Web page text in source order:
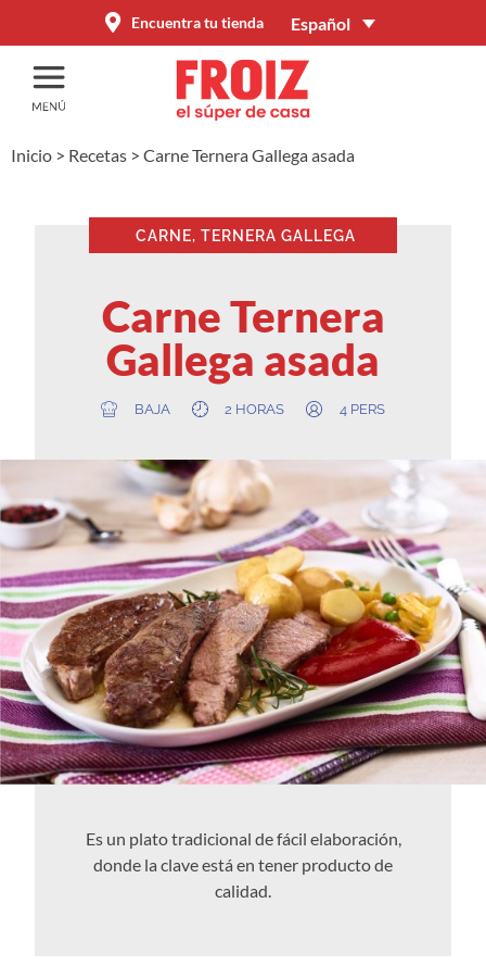
Encuentra tu tienda Español
Inicio > Recetas > Carne Ternera Gallega asada
CARNE, TERNERA GALLEGA
Carne Ternera
Gallega asada
BAJA 2 HORAS 4 PERS
Es un plato tradicional de fácil elaboración,
donde la clave está en tener producto de
calidad.